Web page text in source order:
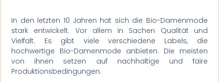
In den letzten 10 Jahren hat sich die Bio-Damenmode
stark entwickelt. Vor allem in Sachen Qualität und
Vielfalt. Es gibt viele verschiedene Labels, die
hochwertige Bio-Damenmode anbieten. Die meisten
von ihnen setzen auf nachhaltige und faire
Produktionsbedingungen.